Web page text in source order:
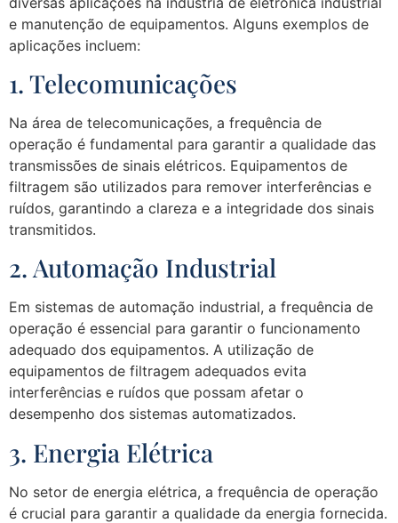
e manutenção de equipamentos. Alguns exemplos de
aplicações incluem:
1. Telecomunicações
Na área de telecomunicações, a frequência de
operação é fundamental para garantir a qualidade das
transmissões de sinais elétricos. Equipamentos de
filtragem são utilizados para remover interferências e
ruídos, garantindo a clareza e a integridade dos sinais
transmitidos.
2. Automação Industrial
Em sistemas de automação industrial, a frequência de
operação é essencial para garantir o funcionamento
adequado dos equipamentos. A utilização de
equipamentos de filtragem adequados evita
interferências e ruídos que possam afetar o
desempenho dos sistemas automatizados.
3. Energia Elétrica
No setor de energia elétrica, a frequência de operação
é crucial para garantir a qualidade da energia fornecida.